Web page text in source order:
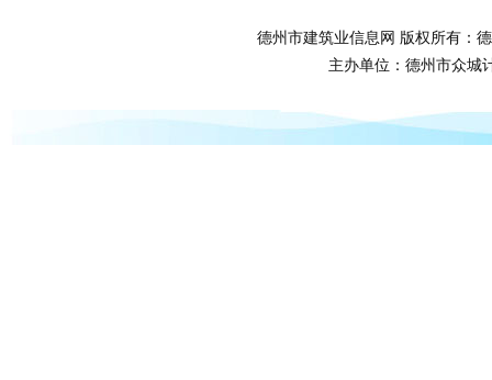
德州市建筑业信息网 版权所有：
主办单位：德州市众城